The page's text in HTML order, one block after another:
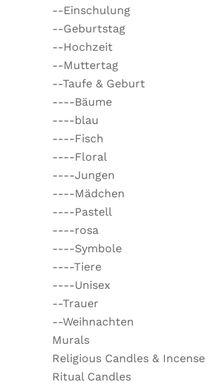
--Einschulung
--Geburtstag
--Hochzeit
--Muttertag
--Taufe & Geburt
----Bäume
----blau
----Fisch
----Floral
----Jungen
----Mädchen
----Pastell
----rosa
----Symbole
----Tiere
----Unisex
--Trauer
--Weihnachten
Murals
Religious Candles & Incense
Ritual Candles